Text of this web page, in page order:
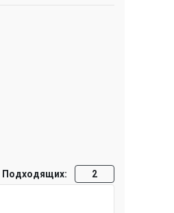
Подходящих: 2